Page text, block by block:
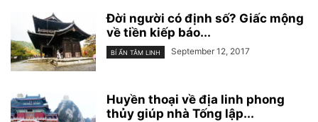
Đời người có định số? Giấc mộng
về tiền kiếp báo...
BÍ ẨN TÂM LINH September 12, 2017
Huyền thoại về địa linh phong
thủy giúp nhà Tống lập...